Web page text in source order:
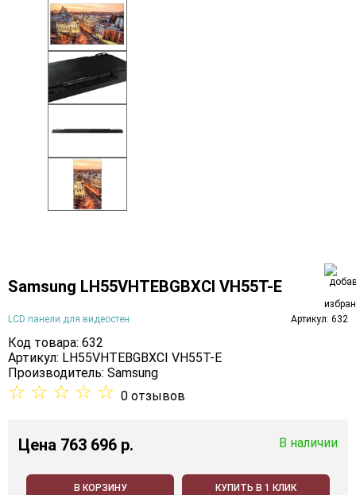
Samsung LH55VHTEBGBXCI VH55T-E
LCD панели для видеостен Артикул: 632
Код товара: 632
Артикул: LH55VHTEBGBXCI VH55T-E
Производитель: Samsung
☆ ☆ ☆ ☆ ☆ 0 отзывов
Цена 763 696 p. В наличии
В КОРЗИНУ КУПИТЬ В 1 КЛИК